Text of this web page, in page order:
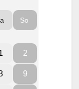
So
2
9